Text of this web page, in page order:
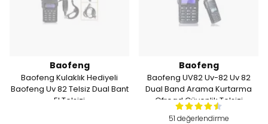
Baofeng
Baofeng Kulaklık Hediyeli
Baofeng Uv 82 Telsiz Dual Bant
El Telsizi
Baofeng
Baofeng UV82 Uv-82 Uv 82
Dual Band Arama Kurtarma
Ofroad Güvenlik Telsizi
51 değerlendirme